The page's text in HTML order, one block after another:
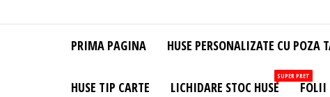
Site Oficial .
Huse
Personalizate
Huse
Personalizate
Telefon –
PRIMA PAGINA HUSE PERSONALIZATE CU POZA
HUSE TIP CARTE LICHIDARE STOC HUSE
SUPER PRET
FOLII